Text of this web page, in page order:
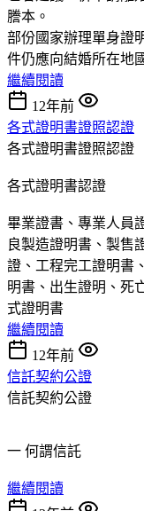
謄本。
部份國家辦理單身證
件仍應向結婚所在地
繼續閱讀
12年前
各式證明書證照認證
各式證明書證照認證
各式證明書認證
畢業證書、專業人員
良製造證明書、製售
證、工程完工證明書
明書、出生證明、死
式證明書
繼續閱讀
12年前
信託契約公證
信託契約公證
一 何謂信託
繼續閱讀